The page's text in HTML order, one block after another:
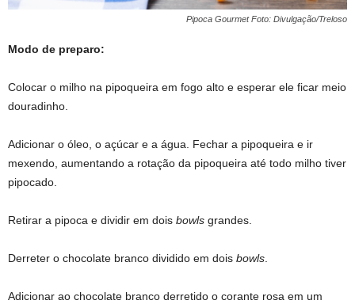
Pipoca Gourmet Foto: Divulgação/Treloso
Modo de preparo:
Colocar o milho na pipoqueira em fogo alto e esperar ele ficar meio
douradinho.
Adicionar o óleo, o açúcar e a água. Fechar a pipoqueira e ir
mexendo, aumentando a rotação da pipoqueira até todo milho tiver
pipocado.
Retirar a pipoca e dividir em dois bowls grandes.
Derreter o chocolate branco dividido em dois bowls.
Adicionar ao chocolate branco derretido o corante rosa em um